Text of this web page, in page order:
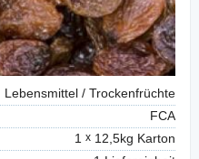
Lebensmittel / Trockenfrüchte
FCA
1
12,5kg Karton